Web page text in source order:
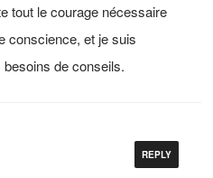
tout le courage nécessaire
conscience, et je suis
de conseils.
REPLY